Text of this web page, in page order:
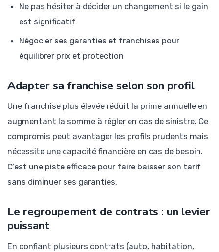
Ne pas hésiter à décider un changement si le gain
est significatif
Négocier ses garanties et franchises pour
équilibrer prix et protection
Adapter sa franchise selon son profil
Une franchise plus élevée réduit la prime annuelle en
augmentant la somme à régler en cas de sinistre. Ce
compromis peut avantager les profils prudents mais
nécessite une capacité financière en cas de besoin.
C’est une piste efficace pour faire baisser son tarif
sans diminuer ses garanties.
Le regroupement de contrats : un levier
puissant
En confiant plusieurs contrats (auto, habitation,